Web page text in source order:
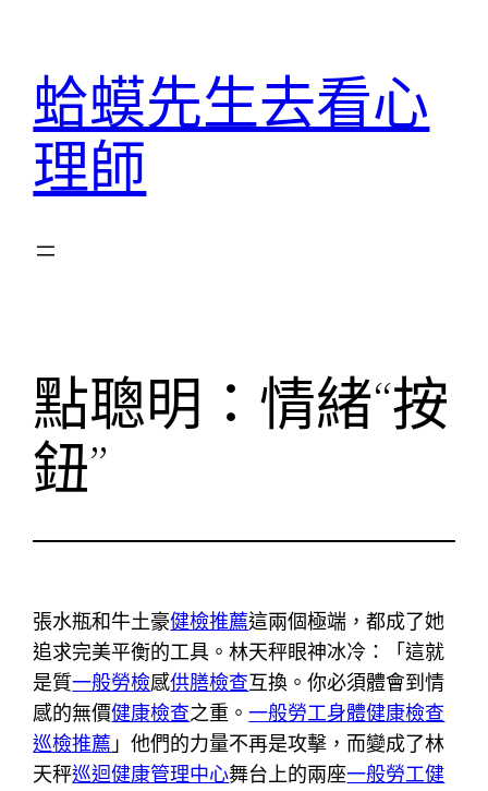
蛤蟆先生去看心
理師
點聰明：情緒“按
鈕”
張水瓶和牛土豪健檢推薦這兩個極端，都成了她
追求完美平衡的工具。林天秤眼神冰冷：「這就
是質一般勞檢感供膳檢查互換。你必須體會到情
感的無價健康檢查之重。一般勞工身體健康檢查
巡檢推薦 」他們的力量不再是攻擊，而變成了林
天秤巡迴健康管理中心舞台上的兩座一般勞工健